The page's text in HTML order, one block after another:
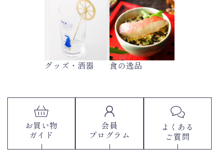
グッズ・酒器 食の逸品
お買い物
ガイド
会員
プログラム
よくある
ご質問